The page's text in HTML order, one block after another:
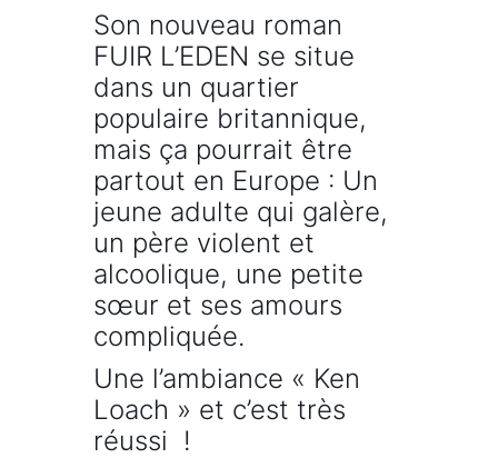
Son nouveau roman
FUIR L’EDEN se situe
dans un quartier
populaire britannique,
mais ça pourrait être
partout en Europe : Un
jeune adulte qui galère,
un père violent et
alcoolique, une petite
sœur et ses amours
compliquée.
Une l’ambiance « Ken
Loach » et c’est très
réussi !